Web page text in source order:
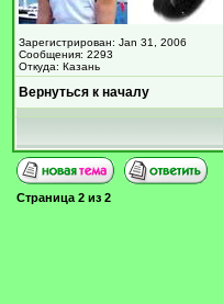
Зарегистрирован: Jan 31, 2006
Сообщения: 2293
Откуда: Казань
Вернуться к началу
Страница 2 из 2